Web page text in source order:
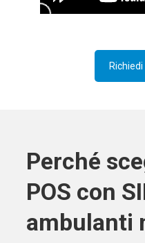
Perché
POS con
ambulanti